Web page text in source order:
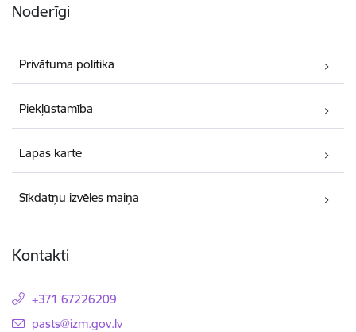
Noderīgi
Privātuma politika
Piekļūstamība
Lapas karte
Sīkdatņu izvēles maiņa
Kontakti
+371 67226209
E-pasts:
pasts@izm.gov.lv